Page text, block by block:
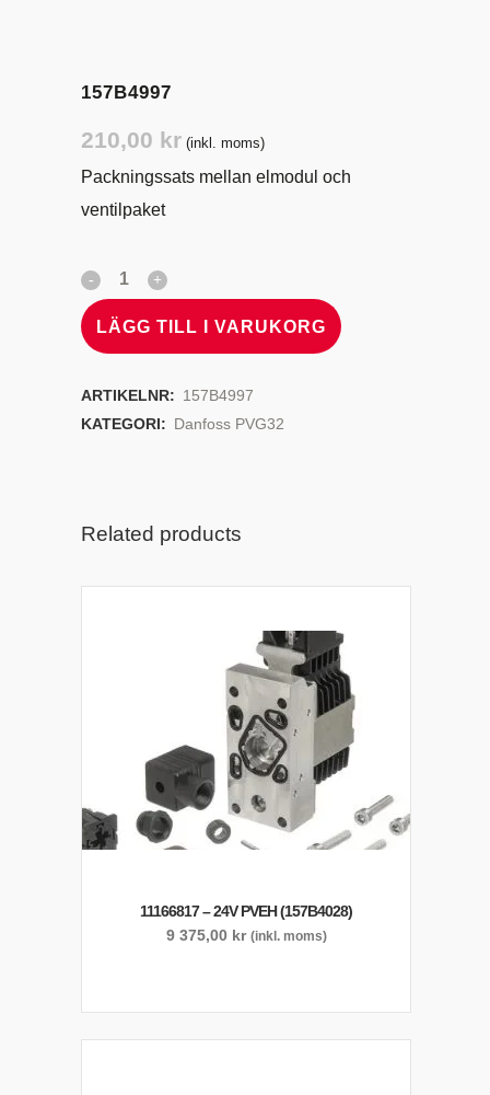
157B4997
210,00 kr (inkl. moms)
Packningssats mellan elmodul och
ventilpaket
LÄGG TILL I VARUKORG
ARTIKELNR: 157B4997
KATEGORI: Danfoss PVG32
Related products
11166817 – 24V PVEH (157B4028)
9 375,00 kr (inkl. moms)